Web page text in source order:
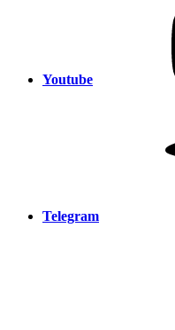
Youtube
Telegram